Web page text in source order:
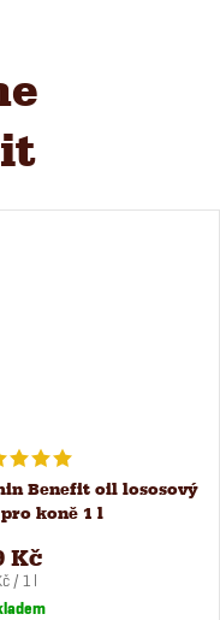
Benefit oil lososový
koně 1 l
Kč
/ 1 l